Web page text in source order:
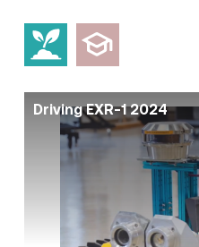
Driving EXR-1 2024